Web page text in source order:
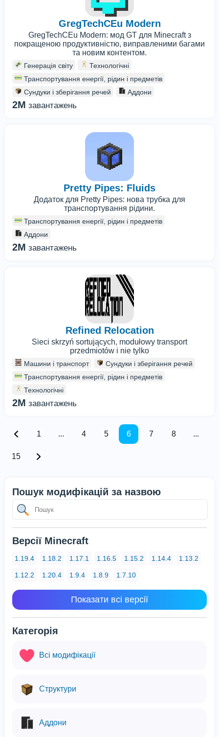
GregTechCEu Modern
GregTechCEu Modern: мод GT для Minecraft з
покращеною продуктивністю, виправленими багами
та новим контентом.
Генерація світу
Технологічні
Транспортування енергії, рідин і предметів
Сундуки і зберігання речей
Аддони
2M завантажень
Pretty Pipes: Fluids
Додаток для Pretty Pipes: нова трубка для
транспортування рідини.
Транспортування енергії, рідин і предметів
Аддони
2M завантажень
Refined Relocation
Sieci skrzyń sortujących, modułowy transport
przedmiotów i nie tylko
Машини і транспорт
Сундуки і зберігання речей
Транспортування енергії, рідин і предметів
Технологічні
2M завантажень
1 ... 4 5 6 7 8 ...
15
Пошук модифікацій за назвою
Версії Minecraft
1.19.4 1.18.2 1.17.1 1.16.5 1.15.2 1.14.4 1.13.2
1.12.2 1.20.4 1.9.4 1.8.9 1.7.10
Показати всі версії
Категорія
Всі модифікації
Структури
Аддони